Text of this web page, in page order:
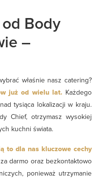
Body
–
właśnie nasz catering?
już od wielu lat. Każdego
tysiąca lokalizacji w kraju.
Chief, otrzymasz wysokiej
kuchni świata.
to dla nas kluczowe cechy
darmo oraz bezkontaktowo
ponieważ utrzymanie